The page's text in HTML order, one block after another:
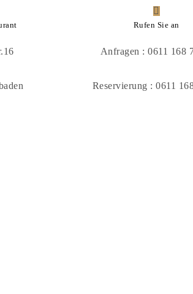
Rufen Sie an
Anfragen : 0611 168
Reservierung : 0611